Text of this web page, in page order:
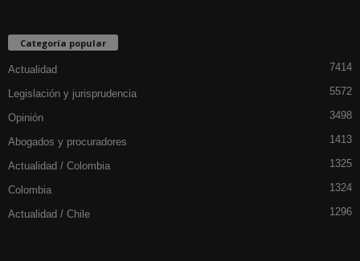
Categoría popular
Actualidad 7414
Legislación y jurisprudencia 5572
Opinión 3498
Abogados y procuradores 1413
Actualidad / Colombia 1325
Colombia 1324
Actualidad / Chile 1296